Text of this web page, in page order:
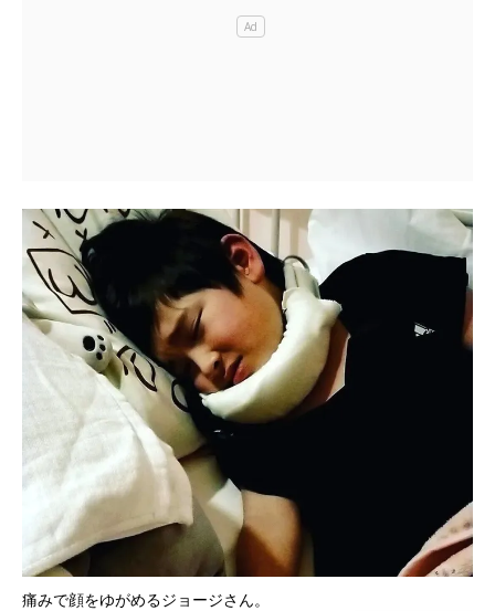
痛みで顔をゆがめるジョージさん。